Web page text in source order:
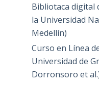
Bibliotaca digital
la Universidad
Medellín)
Curso en Línea
Universidad de
Dorronsoro et